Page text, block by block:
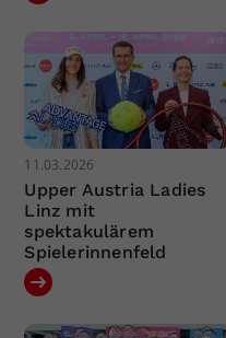
11.03.2026
Upper Austria Ladies
Linz mit
spektakulärem
Spielerinnenfeld